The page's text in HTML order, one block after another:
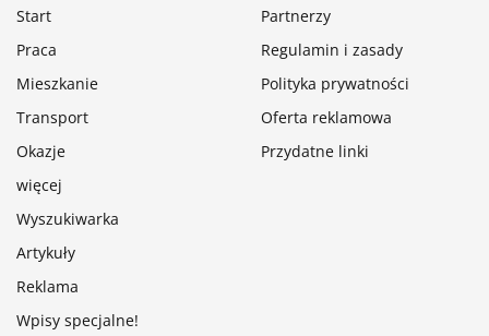
Start
Praca
Mieszkanie
Transport
Okazje
więcej
Wyszukiwarka
Artykuły
Reklama
Wpisy specjalne!
Partnerzy
Regulamin i zasady
Polityka prywatności
Oferta reklamowa
Przydatne linki